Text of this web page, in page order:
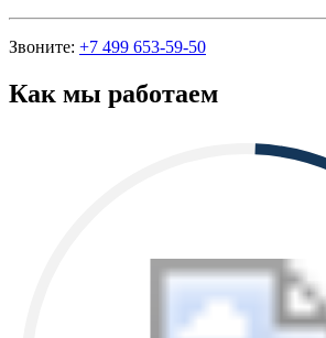
Звоните: +7 499 653-59-50
Как мы работаем